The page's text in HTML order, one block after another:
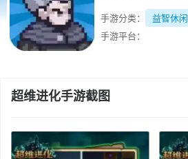
手游分类：
益智休闲
手游平台：
超维进化手游截图